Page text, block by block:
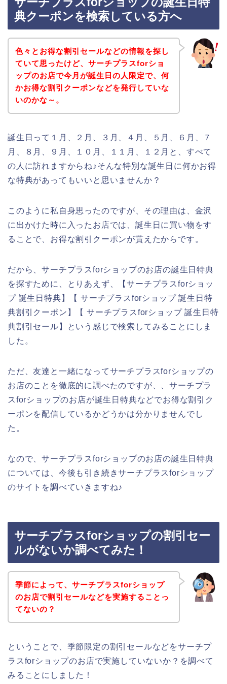
典クーポンを検索している方へ
色々とお得な割引セールなどの情報を探し
ていて思ったけど、サーチプラスforショ
ップのお店で今月が誕生日の人限定で、何
かお得な割引クーポンなどを発行していな
いのかな～。
誕生日って１月、２月、３月、４月、５月、６月、７
月、８月、９月、１０月、１１月、１２月と、すべて
の人に訪れますからね♪そんな特別な誕生日に何かお得
な特典があってもいいと思いませんか？
このように私自身思ったのですが、その理由は、金沢
に出かけた時に入ったお店では、誕生日に買い物をす
ることで、お得な割引クーポンが貰えたからです。
だから、サーチプラスforショップのお店の誕生日特典
を探すために、とりあえず、【サーチプラスforショッ
プ 誕生日特典】【 サーチプラスforショップ 誕生日特
典割引クーポン】【 サーチプラスforショップ 誕生日特
典割引セール】という感じで検索してみることにしま
した。
ただ、友達と一緒になってサーチプラスforショップの
お店のことを徹底的に調べたのですが、、サーチプラ
スforショップのお店が誕生日特典などでお得な割引ク
ーポンを配信しているかどうかは分かりませんでし
た。
なので、サーチプラスforショップのお店の誕生日特典
については、今後も引き続きサーチプラスforショップ
のサイトを調べていきますね♪
サーチプラスforショップの割引セー
ルがないか調べてみた！
季節によって、サーチプラスforショップ
のお店で割引セールなどを実施することっ
てないの？
ということで、季節限定の割引セールなどをサーチプ
ラスforショップのお店で実施していないか？を調べて
みることにしました！